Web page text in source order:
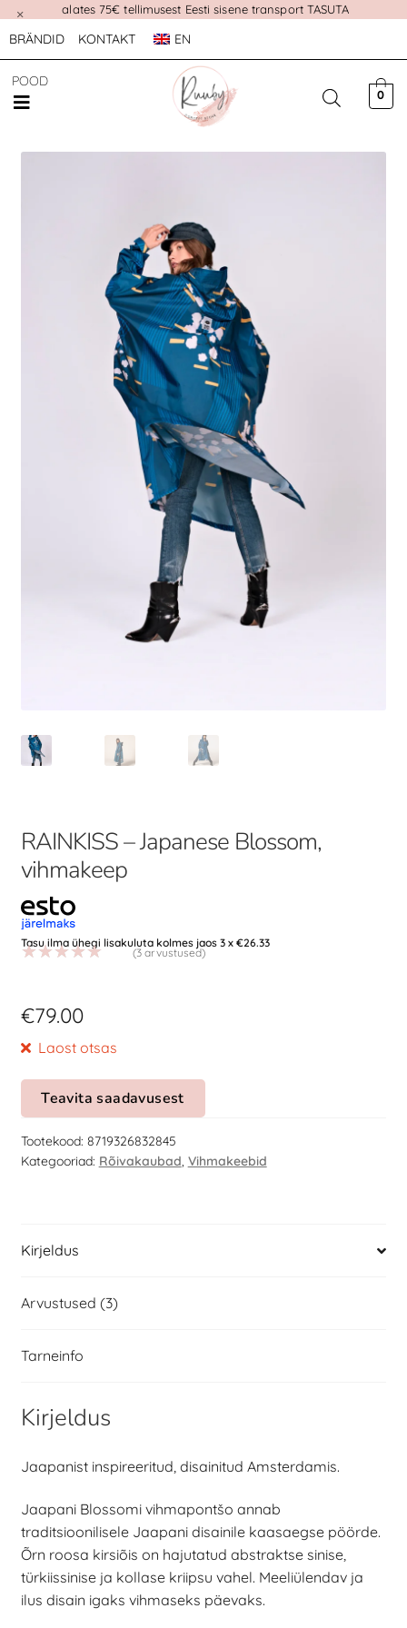
alates 75€ tellimusest Eesti sisene transport TASUTA
×
BRÄNDID KONTAKT EN
POOD
0
RAINKISS – Japanese Blossom,
vihmakeep
Tasu ilma ühegi lisakuluta kolmes jaos 3 x €26.33
3kliendi
põhjal
(3 arvustused)
€79.00
Laost otsas
Teavita saadavusest
Tootekood: 8719326832845
Kategooriad: Rõivakaubad, Vihmakeebid
Kirjeldus
Arvustused (3)
Tarneinfo
Kirjeldus
Jaapanist inspireeritud, disainitud Amsterdamis.
Jaapani Blossomi vihmapontšo annab
traditsioonilisele Jaapani disainile kaasaegse pöörde.
Õrn roosa kirsiõis on hajutatud abstraktse sinise,
türkiissinise ja kollase kriipsu vahel. Meeliülendav ja
ilus disain igaks vihmaseks päevaks.